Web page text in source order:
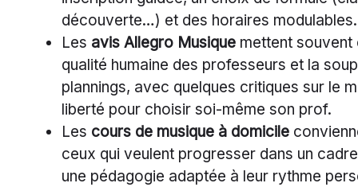
découverte…) et des horaires modulables.
Les avis Allegro Musique mettent souvent
qualité humaine des professeurs et la
plannings, avec quelques critiques sur le
liberté pour choisir soi-même son prof.
Les cours de musique à domicile
ceux qui veulent progresser dans un
une pédagogie adaptée à leur rythme